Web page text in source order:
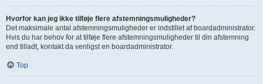
Hvorfor kan jeg ikke tilføje flere afstemningsmuligheder?
Det maksimale antal afstemningsmuligheder er indstillet af boardadministrator.
Hvis du har behov for at tilføje flere afstemningsmuligheder til din afstemning
end tilladt, kontakt da venligst en boardadministrator.
Top